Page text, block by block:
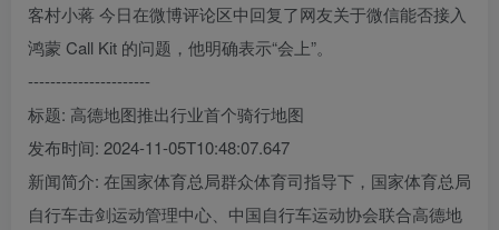
客村小蒋 今日在微博评论区中回复了网友关于微信能否接入
鸿蒙 Call Kit 的问题，他明确表示“会上”。
----------------------
标题: 高德地图推出行业首个骑行地图
发布时间: 2024-11-05T10:48:07.647
新闻简介: 在国家体育总局群众体育司指导下，国家体育总局
自行车击剑运动管理中心、中国自行车运动协会联合高德地